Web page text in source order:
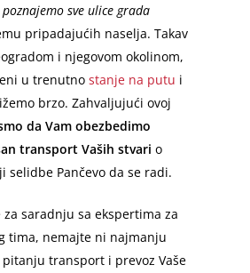
sve ulice grada
pripadajućih naselja. Takav
i njegovom okolinom,
u trenutnostanje na putu i
brzo. Zahvaljujući ovoj
da Vam obezbedimo
transport Vaših stvari o
selidbe Pančevo da se radi.
saradnju sa ekspertima za
tima, nemajte ni najmanju
transport i prevoz Vaše